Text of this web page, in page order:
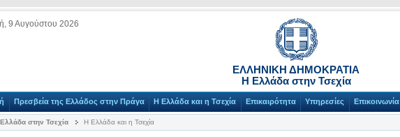
9 Αυγούστου 2026
ΕΛΛΗΝΙΚΗ ΔΗΜΟΚΡΑΤΙΑ
Η Ελλάδα στην Τσεχία
Πρεσβεία της Ελλάδος στην Πράγα Η Ελλάδα και η Τσεχία Επικαιρότητα Υπηρεσίες Επικοινωνία
στην Τσεχία Η Ελλάδα και η Τσεχία